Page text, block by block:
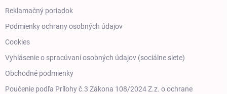
Reklamačný poriadok
Podmienky ochrany osobných údajov
Cookies
Vyhlásenie o spracúvaní osobných údajov (sociálne siete)
Obchodné podmienky
Poučenie podľa Prílohy č.3 Zákona 108/2024 Z.z. o ochrane